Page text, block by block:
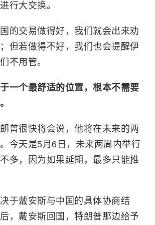
行大交换。
的交易做得好，我们就会出来劝
但若做得不好，我们也会提醒伊
不用管。
一个最舒适的位置，根本不需要
普很快将会说，他将在未来的两
今天是5月6日，未来两周内举行
多，因为如果延期，最多只能推
于戴安斯与中国的具体协商结
，戴安斯回国，特朗普那边给予